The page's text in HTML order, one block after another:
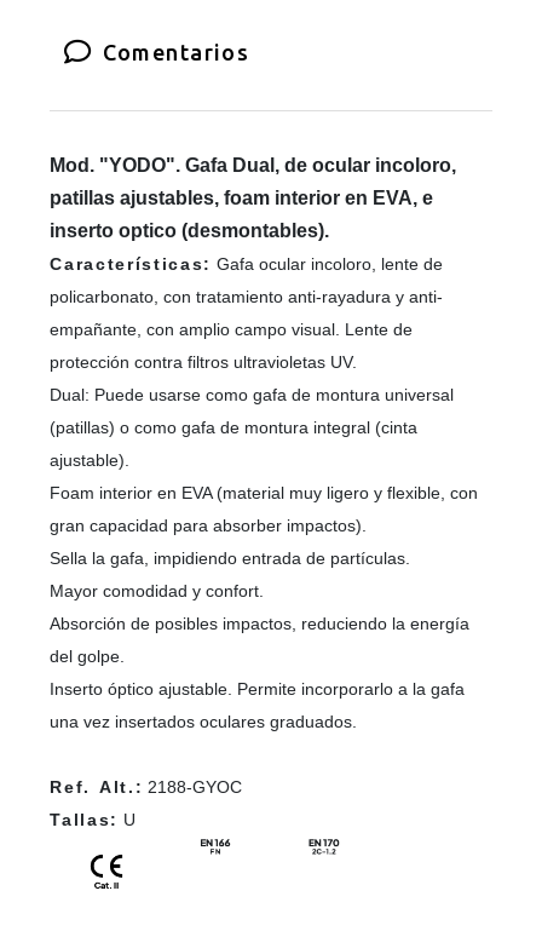
Comentarios
Mod. "YODO". Gafa Dual, de ocular incoloro,
patillas ajustables, foam interior en EVA, e
inserto optico (desmontables).
Características: Gafa ocular incoloro, lente de
policarbonato, con tratamiento anti-rayadura y anti-
empañante, con amplio campo visual. Lente de
protección contra filtros ultravioletas UV.
Dual: Puede usarse como gafa de montura universal
(patillas) o como gafa de montura integral (cinta
ajustable).
Foam interior en EVA (material muy ligero y flexible, con
gran capacidad para absorber impactos).
Sella la gafa, impidiendo entrada de partículas.
Mayor comodidad y confort.
Absorción de posibles impactos, reduciendo la energía
del golpe.
Inserto óptico ajustable. Permite incorporarlo a la gafa
una vez insertados oculares graduados.
Ref. Alt.: 2188-GYOC
Tallas: U